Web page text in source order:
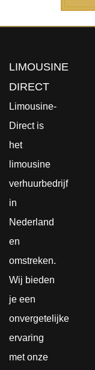
LIMOUSINE
DIRECT
Limousine-
Direct is
het
limousine
verhuurbedrijf
in
Nederland
en
omstreken.
Wij bieden
je een
onvergetelijke
ervaring
met onze